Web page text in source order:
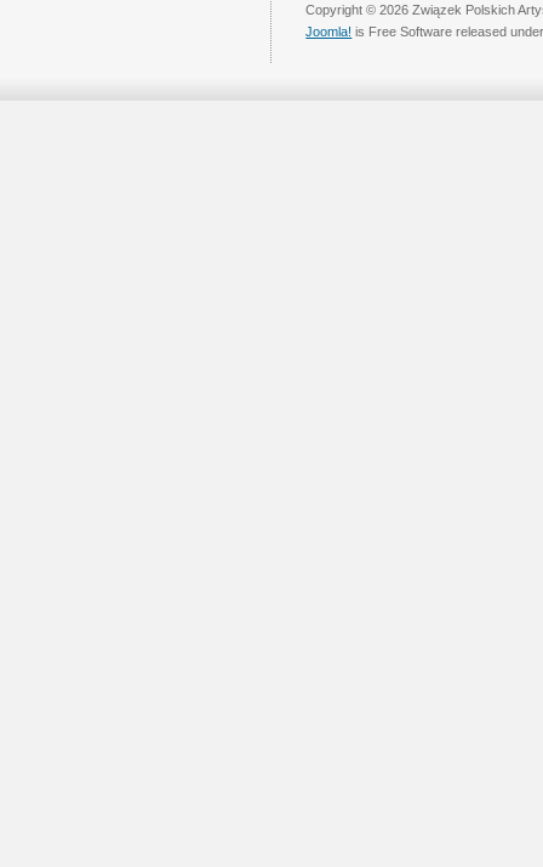
Copyright © 2026 Związek Polskich
Joomla! is Free Software released